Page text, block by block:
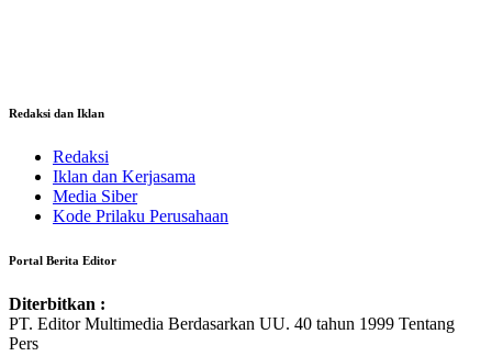
Redaksi dan Iklan
Redaksi
Iklan dan Kerjasama
Media Siber
Kode Prilaku Perusahaan
Portal Berita Editor
Diterbitkan :
PT. Editor Multimedia Berdasarkan UU. 40 tahun 1999 Tentang
Pers